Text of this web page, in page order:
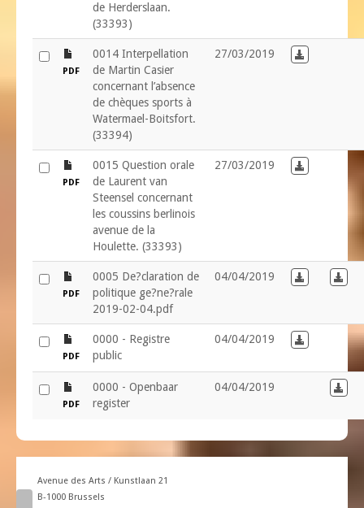
de Herderslaan.
(33393)
PDF
0014 Interpellation
de Martin Casier
concernant l’absence
de chèques sports à
Watermael-Boitsfort.
(33394)
27/03/2019 Download in
PDF
0015 Question orale
de Laurent van
Steensel concernant
les coussins berlinois
avenue de la
Houlette. (33393)
27/03/2019 Download in
PDF
0005 De?claration de
politique ge?ne?rale
2019-02-04.pdf
04/04/2019 Download in
PDF
0000 - Registre
public
04/04/2019 Download in
PDF
0000 - Openbaar
register
04/04/2019
Avenue des Arts / Kunstlaan 21
B-1000 Brussels